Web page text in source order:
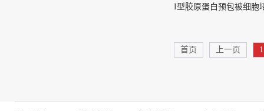
首页 上一页 1